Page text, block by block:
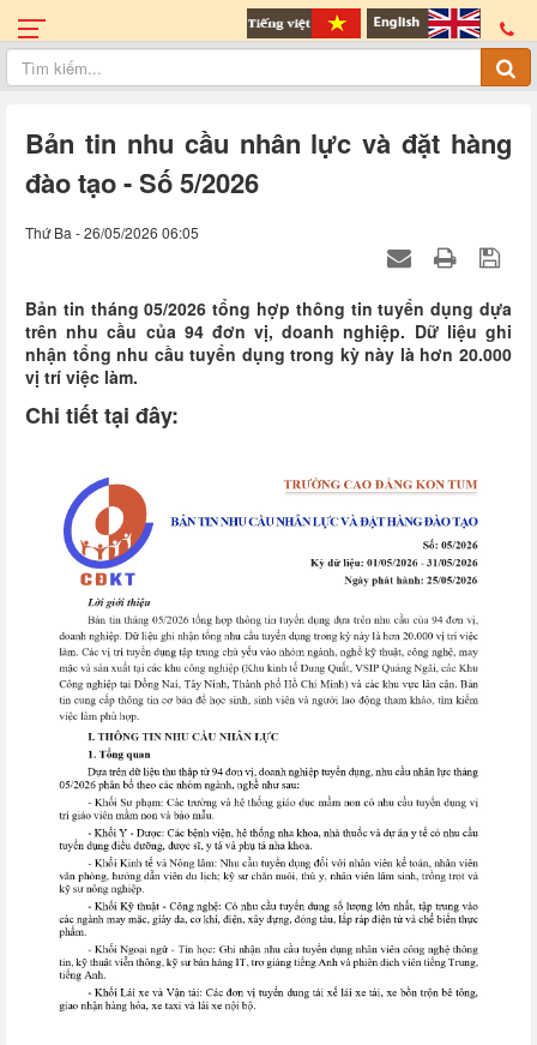
Bản tin nhu cầu nhân lực và đặt hàng
đào tạo - Số 5/2026
Thứ Ba - 26/05/2026 06:05
Bản tin tháng 05/2026 tổng hợp thông tin tuyển dụng dựa
trên nhu cầu của 94 đơn vị, doanh nghiệp. Dữ liệu ghi
nhận tổng nhu cầu tuyển dụng trong kỳ này là hơn 20.000
vị trí việc làm.
Chi tiết tại đây: